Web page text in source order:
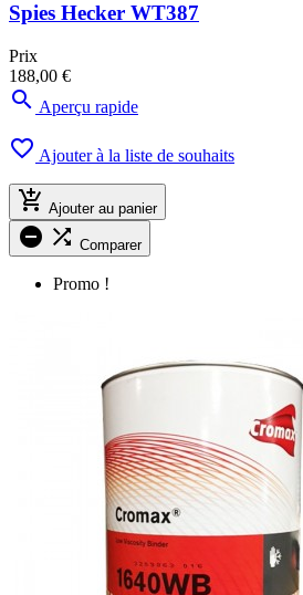
Spies Hecker WT387
Prix
188,00 €
 Aperçu rapide
 Ajouter à la liste de souhaits
 Ajouter au panier
  Comparer
Promo !